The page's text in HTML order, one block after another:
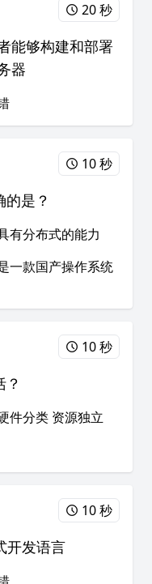
20 秒
能够构建和部署
器
10 秒
是？
有分布式的能力
一款国产操作系统
10 秒
件分类 资源独立
10 秒
开发语言